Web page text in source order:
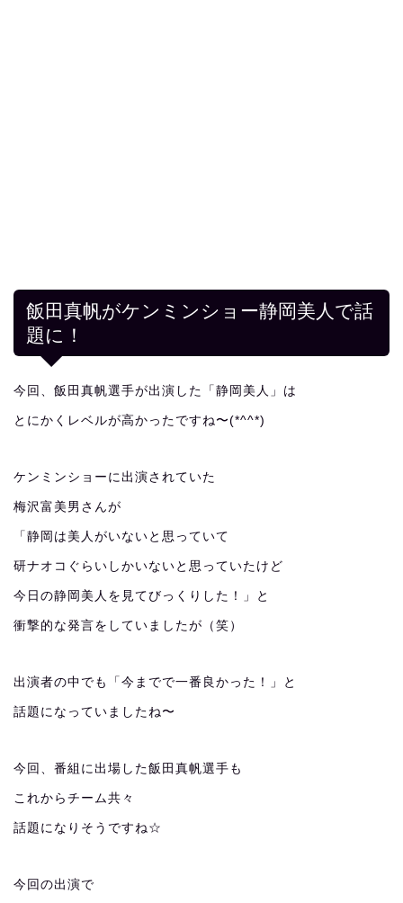
飯田真帆がケンミンショー静岡美人で話
題に！
今回、飯田真帆選手が出演した「静岡美人」は
とにかくレベルが高かったですね〜(*^^*)
ケンミンショーに出演されていた
梅沢富美男さんが
「静岡は美人がいないと思っていて
研ナオコぐらいしかいないと思っていたけど
今日の静岡美人を見てびっくりした！」と
衝撃的な発言をしていましたが（笑）
出演者の中でも「今までで一番良かった！」と
話題になっていましたね〜
今回、番組に出場した飯田真帆選手も
これからチーム共々
話題になりそうですね☆
今回の出演で